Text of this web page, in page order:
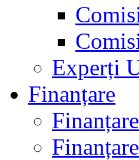
Experți
Finanțare